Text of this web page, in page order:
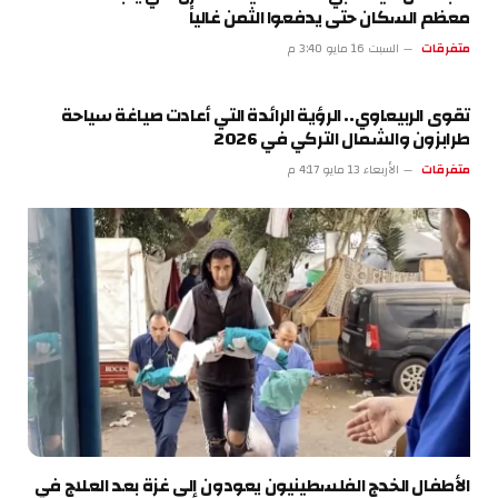
معظم السكان حتى يدفعوا الثمن غالياً
متفرقات السبت 16 مايو 3:40 م
تقوى الربيعاوي.. الرؤية الرائدة التي أعادت صياغة سياحة
طرابزون والشمال التركي في 2026
متفرقات الأربعاء 13 مايو 4:17 م
الأطفال الخدج الفلسطينيون يعودون إلى غزة بعد العلاج في